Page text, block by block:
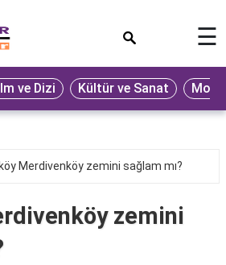
☰
ve Dizi Kültür ve Sanat
Merdivenköy zemini sağlam mı?
zemini